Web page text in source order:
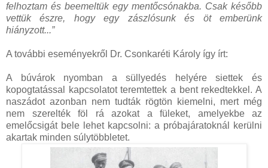
felhoztam és beemeltük egy mentőcsónakba. Csak később
vettük észre, hogy egy zászlósunk és öt emberünk
hiányzott...”
A további eseményekről Dr. Csonkaréti Károly így írt:
A búvárok nyomban a süllyedés helyére siettek és
kopogtatással kapcsolatot teremtettek a bent rekedtekkel. A
naszádot azonban nem tudták rögtön kiemelni, mert még
nem szerelték föl rá azokat a füleket, amelyekbe az
emelőcsigát bele lehet kapcsolni: a próbajáratoknál kerülni
akartak minden súlytöbbletet.